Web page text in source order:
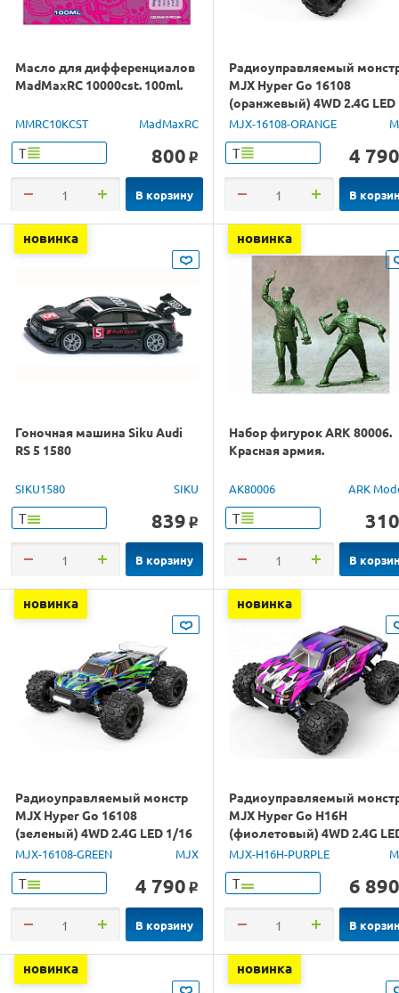
Масло для дифференциалов
MadMaxRC 10000cst. 100ml.
MMRC10KCST MadMaxRC
Т 800 o
В корзину
Радиоуправляемый
MJX Hyper Go 16108
(оранжевый) 4WD 2.4G LED
1/16 RTR
MJX-16108-ORANGE
Т 4 790
В
новинка
Гоночная машина Siku Audi
RS 5 1580
SIKU1580 SIKU
Т 839 o
В корзину
новинка
Набор фигурок ARK 80006.
Красная армия.
AK80006 ARK
Т 310
В
новинка
Радиоуправляемый монстр
MJX Hyper Go 16108
(зеленый) 4WD 2.4G LED 1/16
RTR
MJX-16108-GREEN MJX
Т 4 790 o
В корзину
новинка
Радиоуправляемый
MJX Hyper Go H16H
(фиолетовый) 4WD 2.4G
GPS 1/16 RTR
MJX-H16H-PURPLE
Т 6 890
В
новинка новинка